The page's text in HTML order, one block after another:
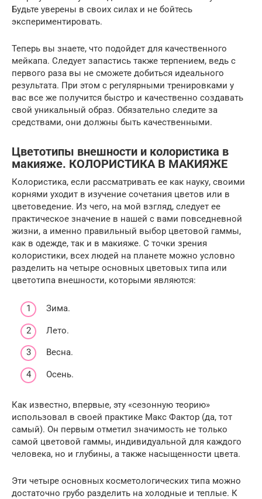
Будьте уверены в своих силах и не бойтесь
экспериментировать.
Теперь вы знаете, что подойдет для качественного
мейкапа. Следует запастись также терпением, ведь с
первого раза вы не сможете добиться идеального
результата. При этом с регулярными тренировками у
вас все же получится быстро и качественно создавать
свой уникальный образ. Обязательно следите за
средствами, они должны быть качественными.
Цветотипы внешности и колористика в
макияже. КОЛОРИСТИКА В МАКИЯЖЕ
Колористика, если рассматривать ее как науку, своими
корнями уходит в изучение сочетания цветов или в
цветоведение. Из чего, на мой взгляд, следует ее
практическое значение в нашей с вами повседневной
жизни, а именно правильный выбор цветовой гаммы,
как в одежде, так и в макияже. С точки зрения
колористики, всех людей на планете можно условно
разделить на четыре основных цветовых типа или
цветотипа внешности, которыми являются:
Зима.
Лето.
Весна.
Осень.
Как известно, впервые, эту «сезонную теорию»
использовал в своей практике Макс Фактор (да, тот
самый). Он первым отметил значимость не только
самой цветовой гаммы, индивидуальной для каждого
человека, но и глубины, а также насыщенности цвета.
Эти четыре основных косметологических типа можно
достаточно грубо разделить на холодные и теплые. К